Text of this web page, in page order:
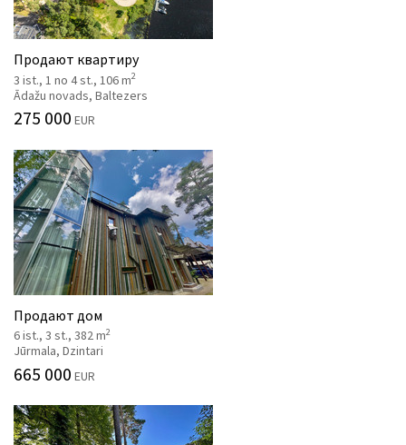
Продают квартиру
3 ist., 1 no 4 st., 106 m2
Ādažu novads, Baltezers
275 000 EUR
Продают дом
6 ist., 3 st., 382 m2
Jūrmala, Dzintari
665 000 EUR